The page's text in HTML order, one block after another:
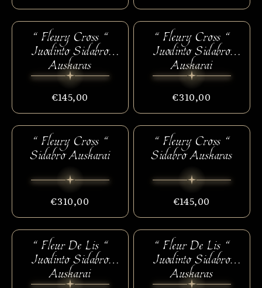
“ Fleury Cross “
Juodinto Sidabro
Auskaras
€145,00
“ Fleury Cross “
Juodinto Sidabro
Auskarai
€310,00
“ Fleury Cross “
Sidabro Auskarai
€310,00
“ Fleury Cross “
Sidabro Auskaras
€145,00
“ Fleur De Lis “
Juodinto Sidabro
Auskarai
“ Fleur De Lis “
Juodinto Sidabro
Auskaras